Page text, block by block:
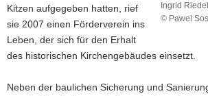
Ingrid
© Pawel
überreicht
Kitzen aufgegeben hatten, rief
sie 2007 einen Förderverein ins
Leben, der sich für den Erhalt
des historischen Kirchengebäudes einsetzt.
Neben der baulichen Sicherung und